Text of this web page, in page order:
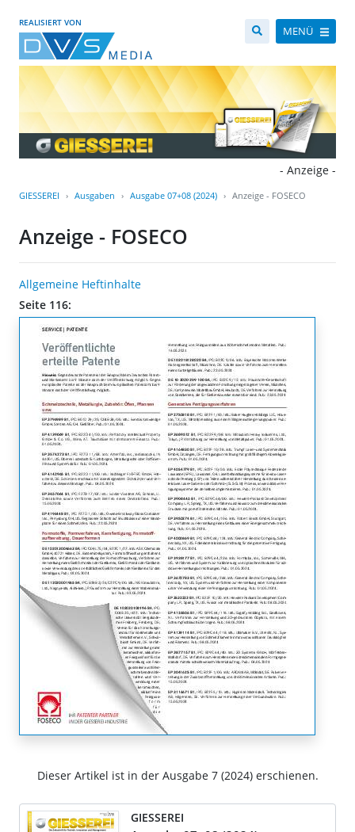
REALISIERT VON
MENÜ
- Anzeige -
GIESSEREI Ausgaben Ausgabe 07+08 (2024) Anzeige - FOSECO
Anzeige - FOSECO
Allgemeine Heftinhalte
Seite 116:
Dieser Artikel ist in der Ausgabe 7 (2024) erschienen.
GIESSEREI